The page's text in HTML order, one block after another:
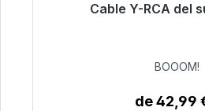
Cable Y-RCA del
Listo para envío
53,49 €
BOOOM!
de 42,99